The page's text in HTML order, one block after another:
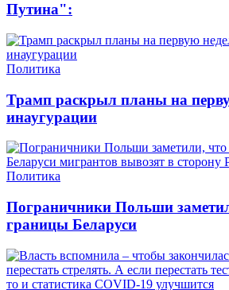
Путина":
Политика
Трамп раскрыл планы на
инаугурации
Политика
Пограничники Польши
границы Беларуси